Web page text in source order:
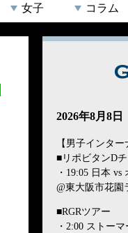
女子 コラム
2026年8月8日
【男子インタ
■リポビタンD
・19:05 日本
@東大阪市花園
■RGRツアー
・2:00 ストー